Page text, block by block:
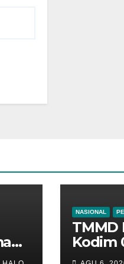
NASIONAL
TMMD
Kodim
Satgas